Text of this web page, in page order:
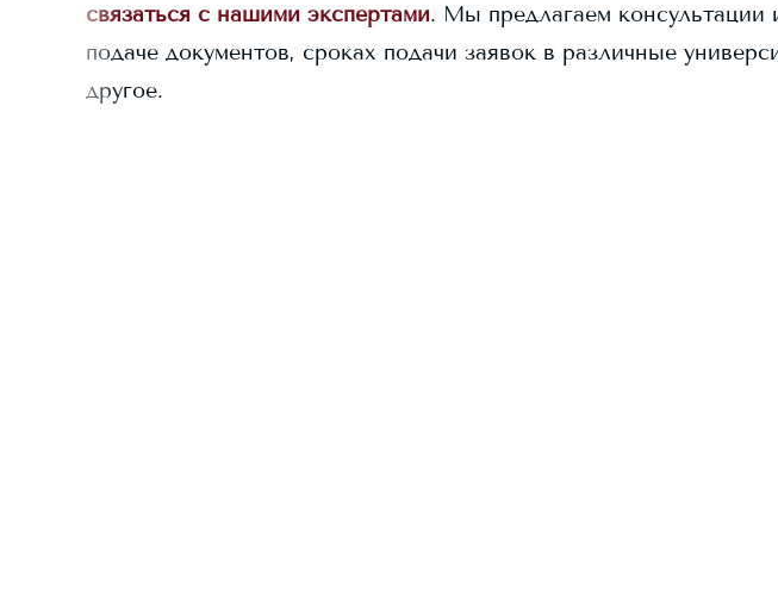
связаться с нашими экспертами. Мы предлагаем
подаче документов, сроках подачи заявок в различные
другое.